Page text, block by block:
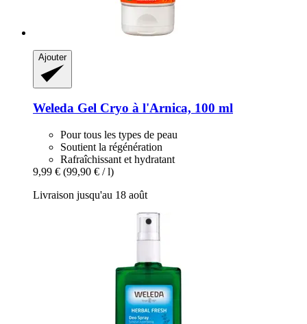
Ajouter
Weleda Gel Cryo à l'Arnica, 100 ml
Pour tous les types de peau
Soutient la régénération
Rafraîchissant et hydratant
9,99 € (99,90 € / l)
Livraison jusqu'au 18 août